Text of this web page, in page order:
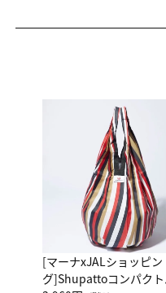
[マーナxJALショッピン
グ]Shupattoコンパク